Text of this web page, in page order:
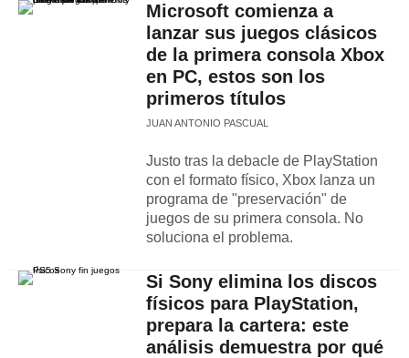
Microsoft comienza a
lanzar sus juegos clásicos
de la primera consola Xbox
en PC, estos son los
primeros títulos
JUAN ANTONIO PASCUAL
Justo tras la debacle de PlayStation
con el formato físico, Xbox lanza un
programa de "preservación" de
juegos de su primera consola. No
soluciona el problema.
Si Sony elimina los discos
físicos para PlayStation,
prepara la cartera: este
análisis demuestra por qué